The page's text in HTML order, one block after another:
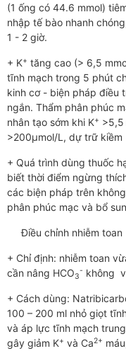
(1 ống có 44.6 mmol)
nhập tế bào nhanh
1 - 2 giờ.
+ K+ tăng cao (> 6,5
tĩnh mạch trong 5 phút
kinh cơ - biện pháp điều
ngắn. Thẩm phân phúc
nhân tạo sớm khi K+ >5,5
>200μmol/L, dự trữ kiềm
+ Quá trình dùng thuốc
biết thời điểm ngừng
các biện pháp trên
phân phúc mạc và bổ
Điều chỉnh nhiễm toan
+ Chỉ định: nhiễm toan
cần nâng HCO3
- không
+ Cách dùng:
100 – 200 ml nhỏ giọt
và áp lực tĩnh mạch
gây giảm K+ và Ca2+